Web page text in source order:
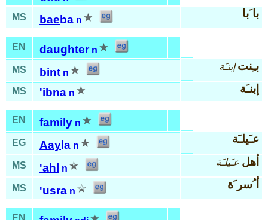
MS
baeba n
با َبا
EN daughter n
MS
bint n
بـِنت إبنـَة
MS 'ibna n إبنـَة
EN family n
EG
Aay la n
عـَيلـَة
MS 'ahl n
أهل عـَيلـَة
MS 'usra n
أ ُسر َة